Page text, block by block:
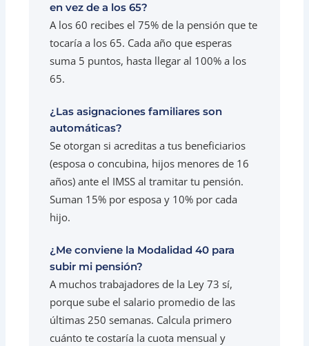
en vez de a los 65?
A los 60 recibes el 75% de la pensión que te
tocaría a los 65. Cada año que esperas
suma 5 puntos, hasta llegar al 100% a los
65.
¿Las asignaciones familiares son
automáticas?
Se otorgan si acreditas a tus beneficiarios
(esposa o concubina, hijos menores de 16
años) ante el IMSS al tramitar tu pensión.
Suman 15% por esposa y 10% por cada
hijo.
¿Me conviene la Modalidad 40 para
subir mi pensión?
A muchos trabajadores de la Ley 73 sí,
porque sube el salario promedio de las
últimas 250 semanas. Calcula primero
cuánto te costaría la cuota mensual y